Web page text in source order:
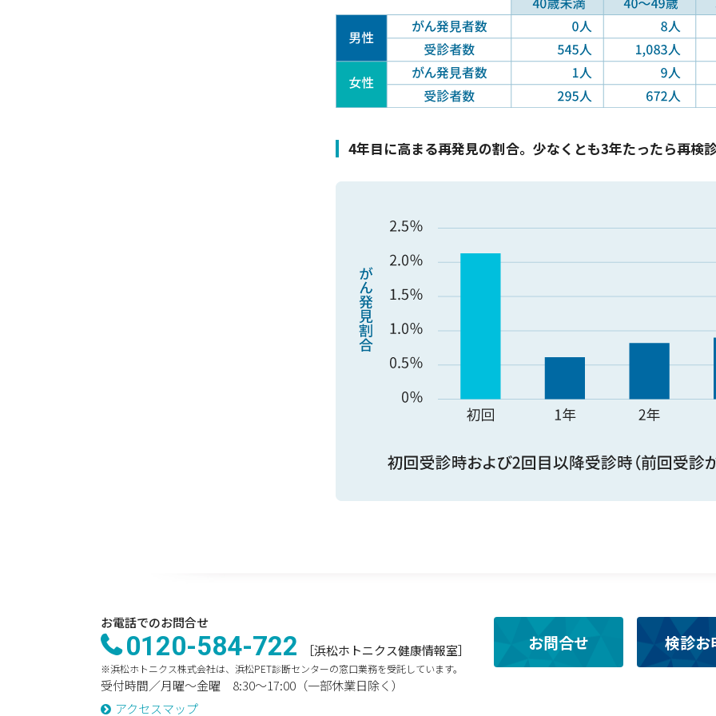
4年目に高まる再発見の割合。少なくとも3年たったら再検
お電話でのお問合せ
0120-584-722 ［浜松ホトニクス健康情報室］
※浜松ホトニクス株式会社は、浜松PET診断センターの窓口業務を受託しています。
受付時間／月曜～金曜 8:30～17:00（一部休業日除く）
アクセスマップ
お問合せ 検診お